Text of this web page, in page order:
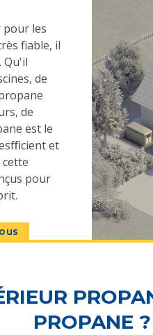
pour les
fiable, il
Qu'il
de
de
est le
et
pour
PROPANE ?